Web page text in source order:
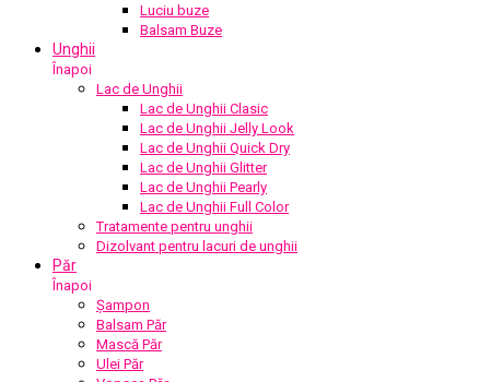
Luciu buze
Balsam Buze
Unghii
Înapoi
Lac de Unghii
Lac de Unghii Clasic
Lac de Unghii Jelly Look
Lac de Unghii Quick Dry
Lac de Unghii Glitter
Lac de Unghii Pearly
Lac de Unghii Full Color
Tratamente pentru unghii
Dizolvant pentru lacuri de unghii
Păr
Înapoi
Șampon
Balsam Păr
Mască Păr
Ulei Păr